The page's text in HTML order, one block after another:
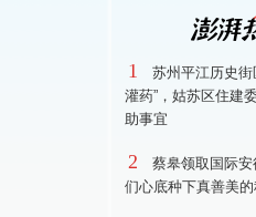
1
苏州平江历史街
灌药”，姑苏区住建
助事宜
2
蔡皋领取国际安
们心底种下真善美的